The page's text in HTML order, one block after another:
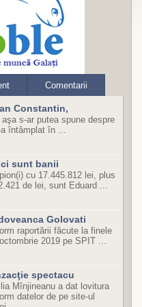
Comentarii
Constantin,
aşa s-ar putea spune despre
întâmplat în ...
sunt banii
cu 17.445.812 lei, plus
de lei, sunt Eduard ...
Golovati
raportării făcute la finele
2019 pe SPIT ...
spectacu
Mînjineanu a dat lovitura
datelor de pe site-ul